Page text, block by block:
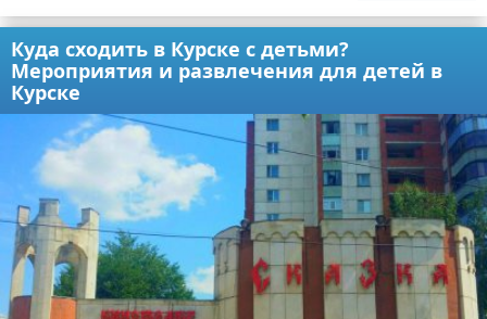
Куда сходить в Курске с детьми?
Мероприятия и развлечения для детей в
Курске